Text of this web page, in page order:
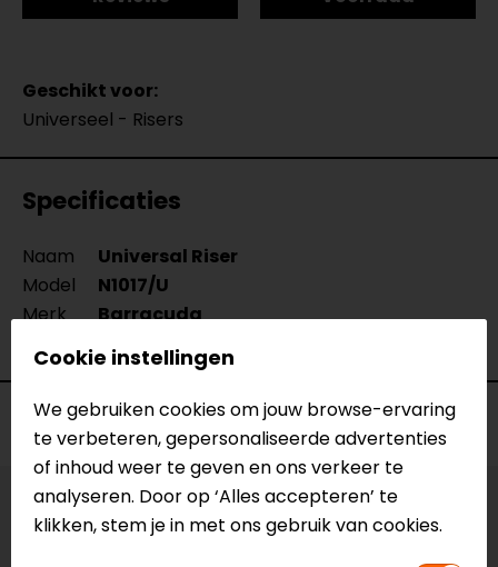
Geschikt voor:
Universeel - Risers
Specificaties
Naam
Universal Riser
Model
N1017/U
Merk
Barracuda
N.v.t.
Voorraad
Vestiging Apeldoorn
Cookie instellingen
We gebruiken cookies om jouw browse-ervaring
te verbeteren, gepersonaliseerde advertenties
of inhoud weer te geven en ons verkeer te
analyseren. Door op ‘Alles accepteren’ te
klikken, stem je in met ons gebruik van cookies.